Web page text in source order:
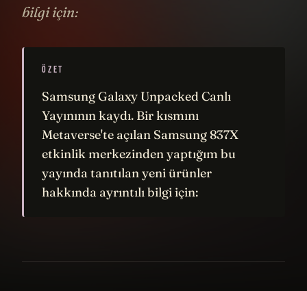
bilgi için:
ÖZET
Samsung Galaxy Unpacked Canlı
Yayınının kaydı. Bir kısmını
Metaverse'te açılan Samsung 837X
etkinlik merkezinden yaptığım bu
yayında tanıtılan yeni ürünler
hakkında ayrıntılı bilgi için: